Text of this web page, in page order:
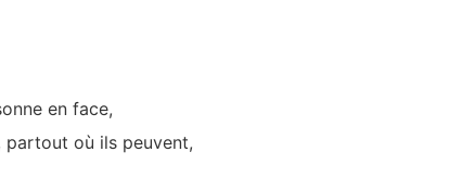
en face,
partout où ils peuvent,